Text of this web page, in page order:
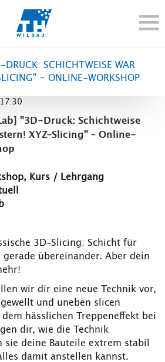
TH-
Deutsch
SCHICHTWEISE WAR
– ONLINE-WORKSHOP
"3D-Druck: Schichtweise
XYZ-Slicing" – Online-
Kurs / Lehrgang
3D-Slicing: Schicht für
übereinander. Aber dein
wir dir eine neue Technik vor,
und uneben slicen
hässlichen Treppeneffekt bei
dir, wie die Technik
deine Bauteile extrem stabil
damit anstellen kannst.